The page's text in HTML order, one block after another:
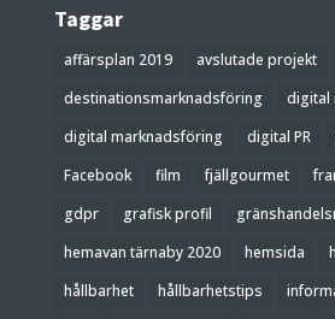
Taggar
affärsplan 2019 avslutade projekt
destinationsmarknadsföring
digital
digital marknadsföring
digital PR
Facebook
film fjällgourmet
gdpr
grafisk profil
hemavan tärnaby 2020
hemsida
hållbarhet
hållbarhetstips